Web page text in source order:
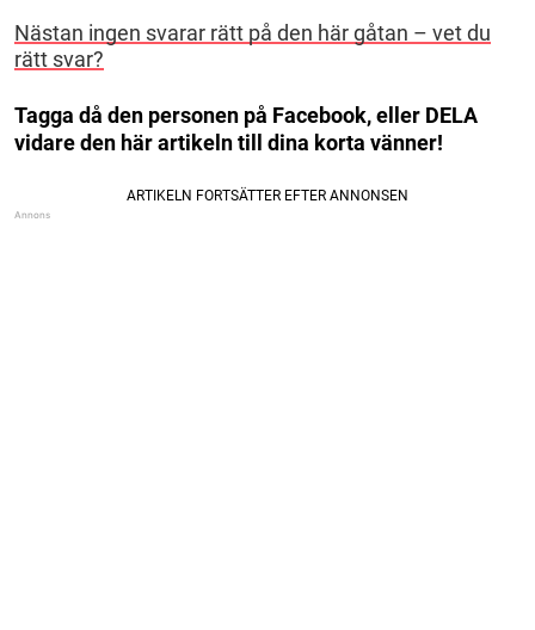
Nästan ingen svarar rätt på den här gåtan – vet du
rätt svar?
Tagga då den personen på Facebook, eller DELA
vidare den här artikeln till dina korta vänner!